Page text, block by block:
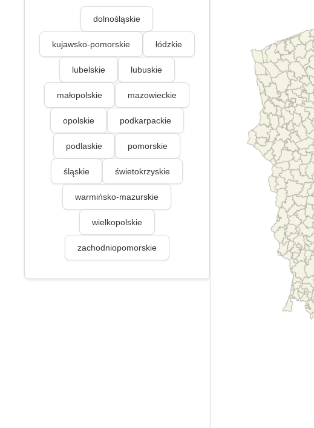
dolnośląskie
kujawsko-pomorskie łódzkie
lubelskie lubuskie
małopolskie mazowieckie
opolskie podkarpackie
podlaskie pomorskie
śląskie świetokrzyskie
warmińsko-mazurskie
wielkopolskie
zachodniopomorskie